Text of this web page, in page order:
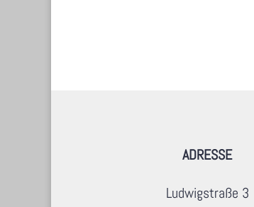
ADRESSE
Ludwigstraße 3